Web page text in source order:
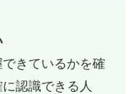
きているかを確
認識できる人